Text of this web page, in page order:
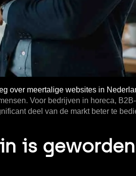
over meertalige websites in
Voor bedrijven in horeca,
deel van de markt beter te
is geworden